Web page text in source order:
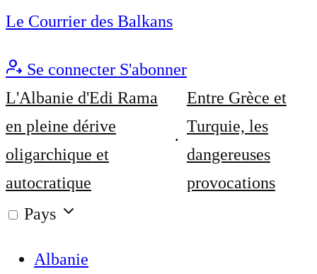
Le Courrier des Balkans
Se connecter S'abonner
L'Albanie d'Edi Rama
en pleine dérive
oligarchique et
autocratique
Entre Grèce et
Turquie, les
dangereuses
provocations
Pays
Albanie